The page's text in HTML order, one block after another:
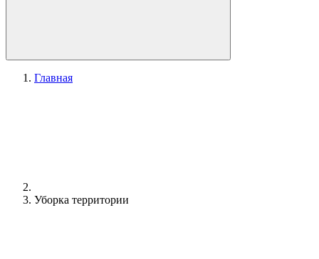
Главная
Уборка территории